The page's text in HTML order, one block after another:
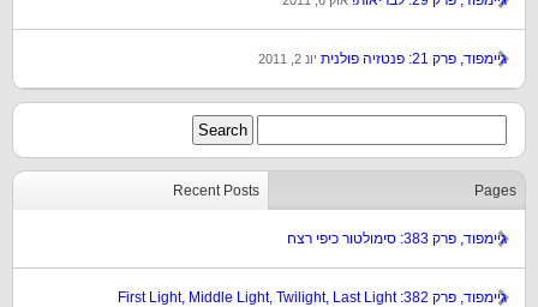
גיימפוד, פרק 21: פנטזיה פולנית יונ 2, 2011
Recent Posts Pages
גיימפוד, פרק 383: סימולטור כיפי רצח
גיימפוד, פרק 382: First Light, Middle Light, Twilight, Last Light